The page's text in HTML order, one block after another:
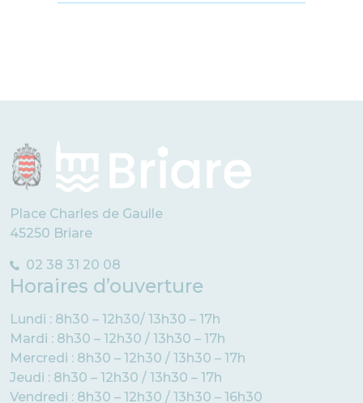
Place Charles de Gaulle
45250 Briare
02 38 31 20 08
Horaires d’ouverture
Lundi : 8h30 – 12h30/ 13h30 – 17h
Mardi : 8h30 – 12h30 / 13h30 – 17h
Mercredi : 8h30 – 12h30 / 13h30 – 17h
Jeudi : 8h30 – 12h30 / 13h30 – 17h
Vendredi : 8h30 – 12h30 / 13h30 – 16h30